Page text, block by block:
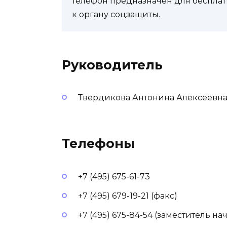
к органу соцзащиты.
Руководитель
Твердикова Антонина Алексеевна
Телефоны
+7 (495) 675-61-73
+7 (495) 679-19-21 (факс)
+7 (495) 675-84-54 (заместитель